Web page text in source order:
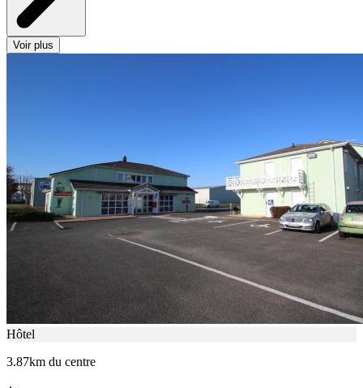
Voir plus
Hôtel
3.87km du centre